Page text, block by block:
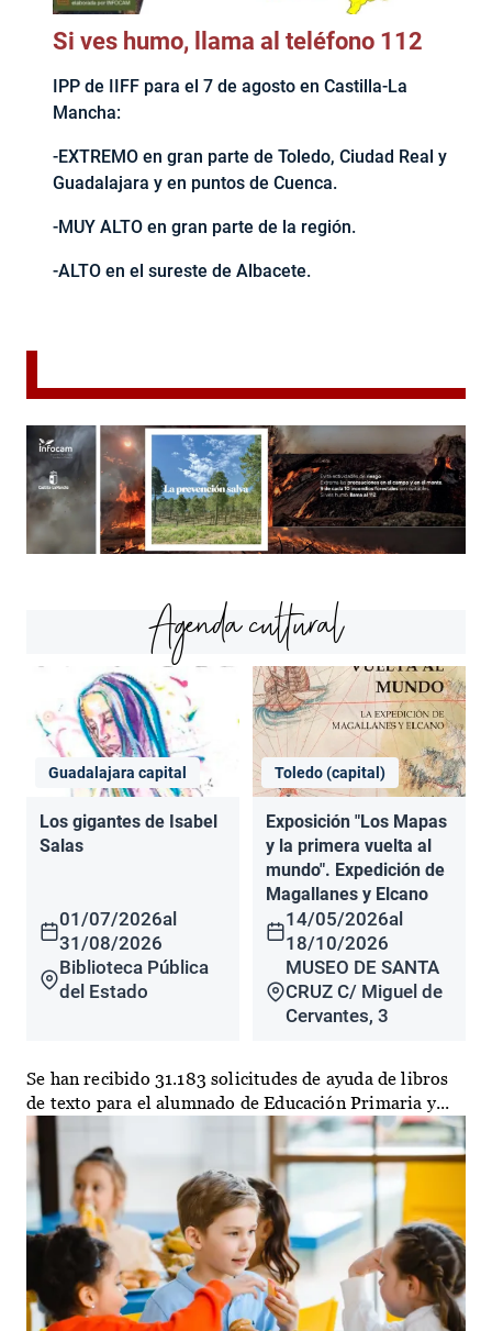
Si ves humo, llama al teléfono 112
IPP de IIFF para el 7 de agosto en Castilla-La
Mancha:
-EXTREMO en gran parte de Toledo, Ciudad Real y
Guadalajara y en puntos de Cuenca.
-MUY ALTO en gran parte de la región.
-ALTO en el sureste de Albacete.
Agenda cultural
Guadalajara capital
Los gigantes de Isabel
Salas
01/07/2026al
31/08/2026
Biblioteca Pública
del Estado
Toledo (capital)
Exposición "Los Mapas
y la primera vuelta al
mundo". Expedición de
Magallanes y Elcano
14/05/2026al
18/10/2026
MUSEO DE SANTA
CRUZ C/ Miguel de
Cervantes, 3
Se han recibido 31.183 solicitudes de ayuda de libros
de texto para el alumnado de Educación Primaria y...